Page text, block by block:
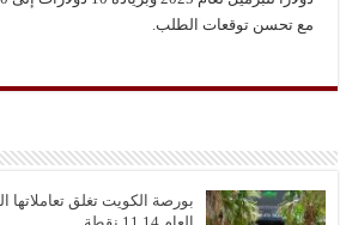
مع تحسن توقعات الطلب.
بورصة الكويت تغلق